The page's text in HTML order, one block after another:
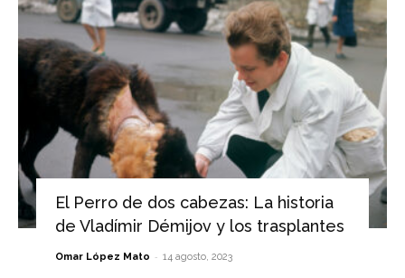
El Perro de dos cabezas: La historia
de Vladímir Démijov y los trasplantes
Omar López Mato - 14 agosto, 2023